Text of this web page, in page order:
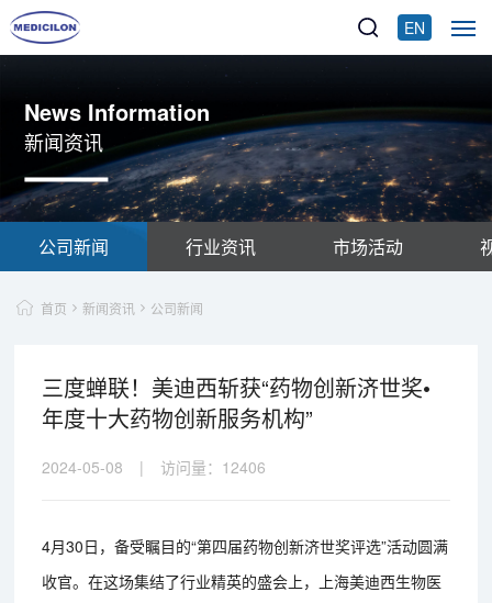
EN
News Information
新闻资讯
公司新闻 行业资讯 市场活动
首页 新闻资讯 公司新闻
三度蝉联！美迪西斩获“药物创新济世奖•
年度十大药物创新服务机构”
2024-05-08 | 访问量： 12406
4月30日，备受瞩目的“第四届药物创新济世奖评选”活动圆满
收官。在这场集结了行业精英的盛会上，上海美迪西生物医